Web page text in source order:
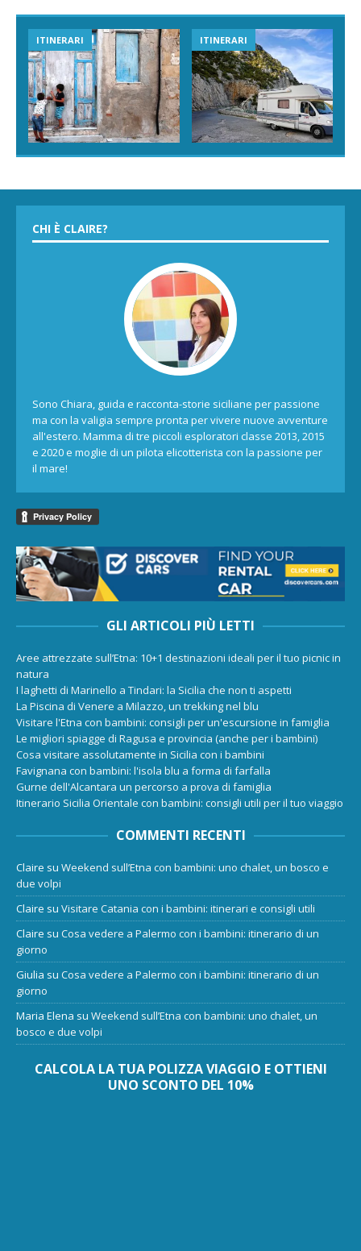
ITINERARI ITINERARI
CHI È CLAIRE?
Sono Chiara, guida e racconta-storie siciliane per passione
ma con la valigia sempre pronta per vivere nuove avventure
all'estero. Mamma di tre piccoli esploratori classe 2013, 2015
e 2020 e moglie di un pilota elicotterista con la passione per
il mare!
GLI ARTICOLI PIÙ LETTI
Aree attrezzate sull’Etna: 10+1 destinazioni ideali per il tuo picnic in
natura
I laghetti di Marinello a Tindari: la Sicilia che non ti aspetti
La Piscina di Venere a Milazzo, un trekking nel blu
Visitare l'Etna con bambini: consigli per un'escursione in famiglia
Le migliori spiagge di Ragusa e provincia (anche per i bambini)
Cosa visitare assolutamente in Sicilia con i bambini
Favignana con bambini: l'isola blu a forma di farfalla
Gurne dell'Alcantara un percorso a prova di famiglia
Itinerario Sicilia Orientale con bambini: consigli utili per il tuo viaggio
COMMENTI RECENTI
Claire su Weekend sull’Etna con bambini: uno chalet, un bosco e
due volpi
Claire su Visitare Catania con i bambini: itinerari e consigli utili
Claire su Cosa vedere a Palermo con i bambini: itinerario di un
giorno
Giulia su Cosa vedere a Palermo con i bambini: itinerario di un
giorno
Maria Elena su Weekend sull’Etna con bambini: uno chalet, un
bosco e due volpi
CALCOLA LA TUA POLIZZA VIAGGIO E OTTIENI
UNO SCONTO DEL 10%